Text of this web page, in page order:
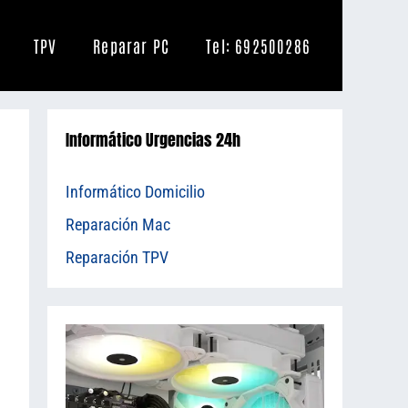
TPV Reparar PC Tel: 692500286
Informático Urgencias 24h
Informático Domicilio
Reparación Mac
Reparación TPV